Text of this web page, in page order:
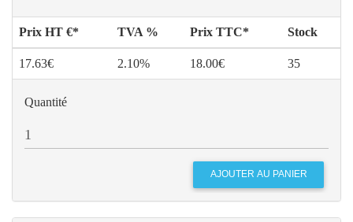
Prix HT €* TVA % Prix TTC* Stock
17.63€ 2.10% 18.00€ 35
Quantité